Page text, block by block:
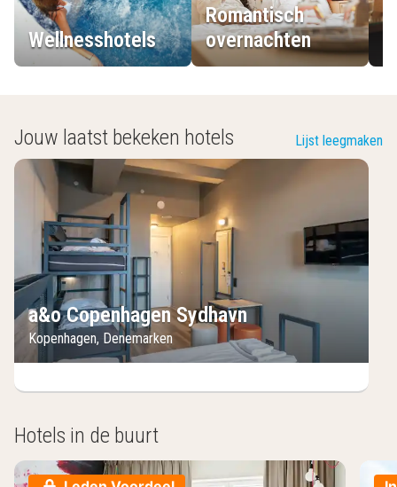
Wellnesshotels
Romantisch
overnachten
Jouw laatst bekeken hotels Lijst leegmaken
a&o Copenhagen Sydhavn
Kopenhagen, Denemarken
Hotels in de buurt